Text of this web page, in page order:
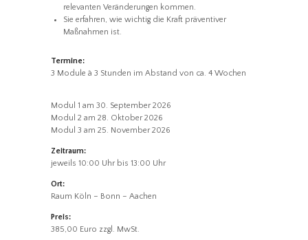
relevanten Veränderungen kommen.
Sie erfahren, wie wichtig die Kraft präventiver
Maßnahmen ist.
Termine:
3 Module à 3 Stunden im Abstand von ca. 4 Wochen
Modul 1 am 30. September 2026
Modul 2 am 28. Oktober 2026
Modul 3 am 25. November 2026
Zeitraum:
jeweils 10:00 Uhr bis 13:00 Uhr
Ort:
Raum Köln – Bonn – Aachen
Preis:
385,00 Euro zzgl. MwSt.